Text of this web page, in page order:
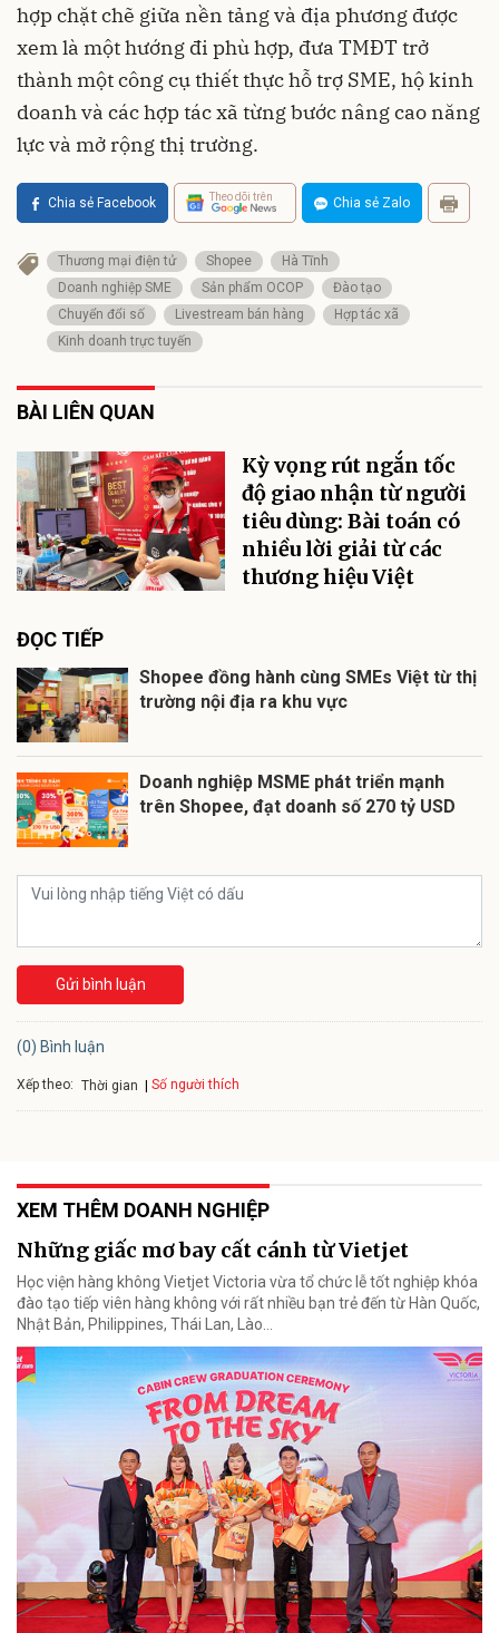
hợp chặt chẽ giữa nền tảng và địa phương được
xem là một hướng đi phù hợp, đưa TMĐT trở
thành một công cụ thiết thực hỗ trợ SME, hộ kinh
doanh và các hợp tác xã từng bước nâng cao năng
lực và mở rộng thị trường.
Chia sẻ Facebook Theo dõi trên Chia sẻ Zalo
Thương mại điện tử Shopee
Hà Tĩnh
Doanh nghiệp SME
Sản phẩm OCOP
Đào tạo
Chuyển đổi số
Livestream bán hàng
Hợp tác xã
Kinh doanh trực tuyến
BÀI LIÊN QUAN
Kỳ vọng rút ngắn tốc
độ giao nhận từ người
tiêu dùng: Bài toán có
nhiều lời giải từ các
thương hiệu Việt
ĐỌC TIẾP
Shopee đồng hành cùng SMEs Việt từ thị
trường nội địa ra khu vực
Doanh nghiệp MSME phát triển mạnh
trên Shopee, đạt doanh số 270 tỷ USD
Gửi bình luận
(0) Bình luận
Xếp theo: Thời gian Số người thích
XEM THÊM DOANH NGHIỆP
Những giấc mơ bay cất cánh từ Vietjet
Học viện hàng không Vietjet Victoria vừa tổ chức lễ tốt nghiệp khóa
đào tạo tiếp viên hàng không với rất nhiều bạn trẻ đến từ Hàn Quốc,
Nhật Bản, Philippines, Thái Lan, Lào…